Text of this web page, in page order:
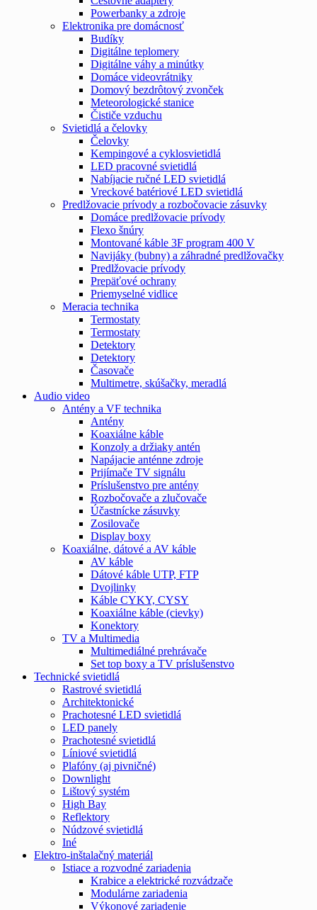
Powerbanky a zdroje
Elektronika pre domácnosť
Budíky
Digitálne teplomery
Digitálne váhy a minútky
Domáce videovrátniky
Domový bezdrôtový zvonček
Meteorologické stanice
Čističe vzduchu
Svietidlá a čelovky
Čelovky
Kempingové a cyklosvietidlá
LED pracovné svietidlá
Nabíjacie ručné LED svietidlá
Vreckové batériové LED svietidlá
Predlžovacie prívody a rozbočovacie zásuvky
Domáce predlžovacie prívody
Flexo šnúry
Montované káble 3F program 400 V
Navijáky (bubny) a záhradné predlžovačky
Predlžovacie prívody
Prepäťové ochrany
Priemyselné vidlice
Meracia technika
Termostaty
Termostaty
Detektory
Detektory
Časovače
Multimetre, skúšačky, meradlá
Audio video
Antény a VF technika
Antény
Koaxiálne káble
Konzoly a držiaky antén
Napájacie anténne zdroje
Prijímače TV signálu
Príslušenstvo pre antény
Rozbočovače a zlučovače
Účastnícke zásuvky
Zosilovače
Display boxy
Koaxiálne, dátové a AV káble
AV káble
Dátové káble UTP, FTP
Dvojlinky
Káble CYKY, CYSY
Koaxiálne káble (cievky)
Konektory
TV a Multimedia
Multimediálné prehrávače
Set top boxy a TV príslušenstvo
Technické svietidlá
Rastrové svietidlá
Architektonické
Prachotesné LED svietidlá
LED panely
Prachotesné svietidlá
Líniové svietidlá
Plafóny (aj pivničné)
Downlight
Lištový systém
High Bay
Reflektory
Núdzové svietidlá
Iné
Elektro-inštalačný materiál
Istiace a rozvodné zariadenia
Krabice a elektrické rozvádzače
Modulárne zariadenia
Výkonové zariadenie